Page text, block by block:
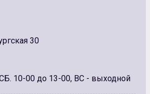
30
10-00 до 13-00, ВС - выходной